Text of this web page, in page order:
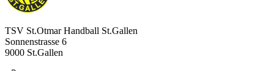
TSV St.Otmar Handball St.Gallen
Sonnenstrasse 6
9000 St.Gallen